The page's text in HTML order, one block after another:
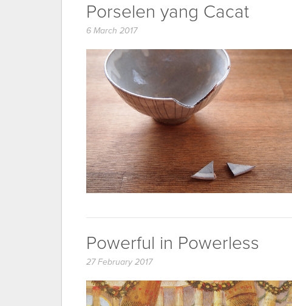
Porselen yang Cacat
6 March 2017
Powerful in Powerless
27 February 2017